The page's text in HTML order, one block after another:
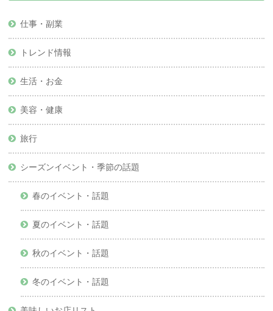
仕事・副業
トレンド情報
生活・お金
美容・健康
旅行
シーズンイベント・季節の話題
春のイベント・話題
夏のイベント・話題
秋のイベント・話題
冬のイベント・話題